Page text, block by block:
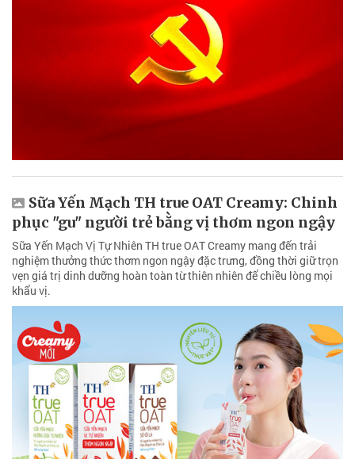
Sữa Yến Mạch TH true OAT Creamy: Chinh
phục "gu" người trẻ bằng vị thơm ngon ngậy
Sữa Yến Mạch Vị Tự Nhiên TH true OAT Creamy mang đến trải
nghiệm thưởng thức thơm ngon ngậy đặc trưng, đồng thời giữ trọn
vẹn giá trị dinh dưỡng hoàn toàn từ thiên nhiên để chiều lòng mọi
khẩu vị.